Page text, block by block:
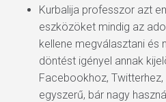
Kurbalija professzor azt
eszközöket mindig az
kellene megválasztani és
döntést igényel annak
Facebookhoz,
egyszerű, bár nagy